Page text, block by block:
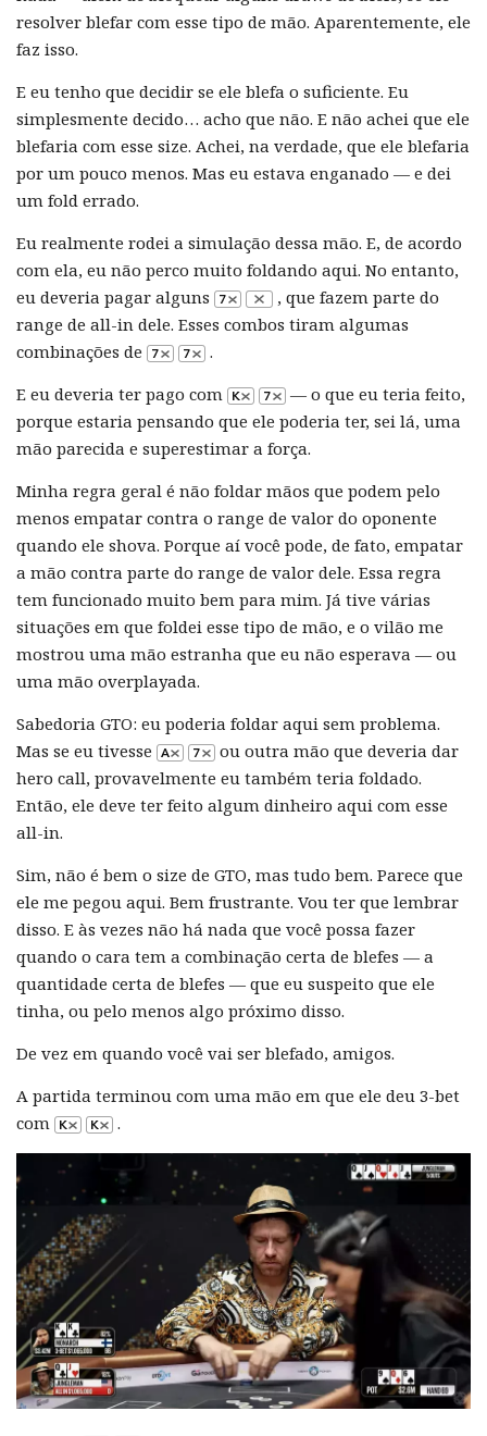
resolver blefar com esse tipo de mão. Aparentemente, ele
faz isso.
E eu tenho que decidir se ele blefa o suficiente. Eu
simplesmente decido… acho que não. E não achei que ele
blefaria com esse size. Achei, na verdade, que ele blefaria
por um pouco menos. Mas eu estava enganado — e dei
um fold errado.
Eu realmente rodei a simulação dessa mão. E, de acordo
com ela, eu não perco muito foldando aqui. No entanto,
eu deveria pagar alguns
, que fazem parte do
range de all-in dele. Esses combos tiram algumas
combinações de
.
E eu deveria ter pago com
— o que eu teria feito,
porque estaria pensando que ele poderia ter, sei lá, uma
mão parecida e superestimar a força.
Minha regra geral é não foldar mãos que podem pelo
menos empatar contra o range de valor do oponente
quando ele shova. Porque aí você pode, de fato, empatar
a mão contra parte do range de valor dele. Essa regra
tem funcionado muito bem para mim. Já tive várias
situações em que foldei esse tipo de mão, e o vilão me
mostrou uma mão estranha que eu não esperava — ou
uma mão overplayada.
Sabedoria GTO: eu poderia foldar aqui sem problema.
Mas se eu tivesse
ou outra mão que deveria dar
hero call, provavelmente eu também teria foldado.
Então, ele deve ter feito algum dinheiro aqui com esse
all-in.
Sim, não é bem o size de GTO, mas tudo bem. Parece que
ele me pegou aqui. Bem frustrante. Vou ter que lembrar
disso. E às vezes não há nada que você possa fazer
quando o cara tem a combinação certa de blefes — a
quantidade certa de blefes — que eu suspeito que ele
tinha, ou pelo menos algo próximo disso.
De vez em quando você vai ser blefado, amigos.
A partida terminou com uma mão em que ele deu 3-bet
com
.